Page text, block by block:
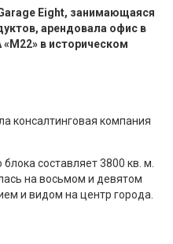
Eight, занимающаяся
арендовала офис в
«М22» в историческом
консалтинговая компания
составляет 3800 кв. м.
на восьмом и девятом
и видом на центр города.